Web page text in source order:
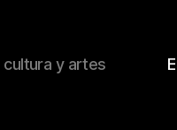
cultura y artes